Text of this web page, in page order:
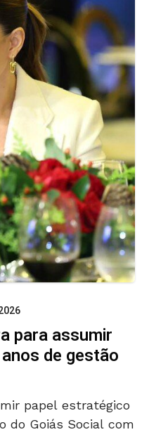
para assumir
de gestão
papel estratégico
do Goiás Social com